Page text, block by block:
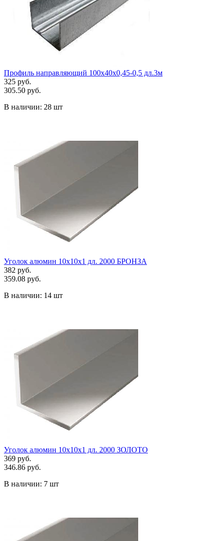
Профиль направляющий 100х40х0,45-0,5 дл.3м
325 руб.
305.50 руб.
В наличии: 28 шт
Уголок алюмин 10х10х1 дл. 2000 БРОНЗА
382 руб.
359.08 руб.
В наличии: 14 шт
Уголок алюмин 10х10х1 дл. 2000 ЗОЛОТО
369 руб.
346.86 руб.
В наличии: 7 шт